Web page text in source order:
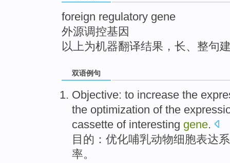
foreign regulatory gene
外源调控基因
以上为机器翻译结果，长、整句
双语例句
Objective: to increase the
the optimization ofthe
cassette of interesting gene.
目的 ： 优化哺乳动物细胞表达
率。